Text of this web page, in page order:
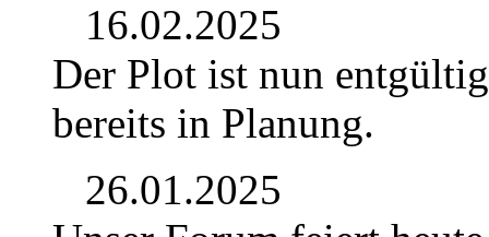
16.02.2025
Der Plot ist nun
bereits in Planung.
26.01.2025